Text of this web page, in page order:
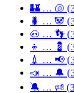
🏰 … 🐚
🐛 … 🐼
🐽 … 👣
👦 … 💈
💉 … 📢
📣 … 🔔
🔕 … 🕫